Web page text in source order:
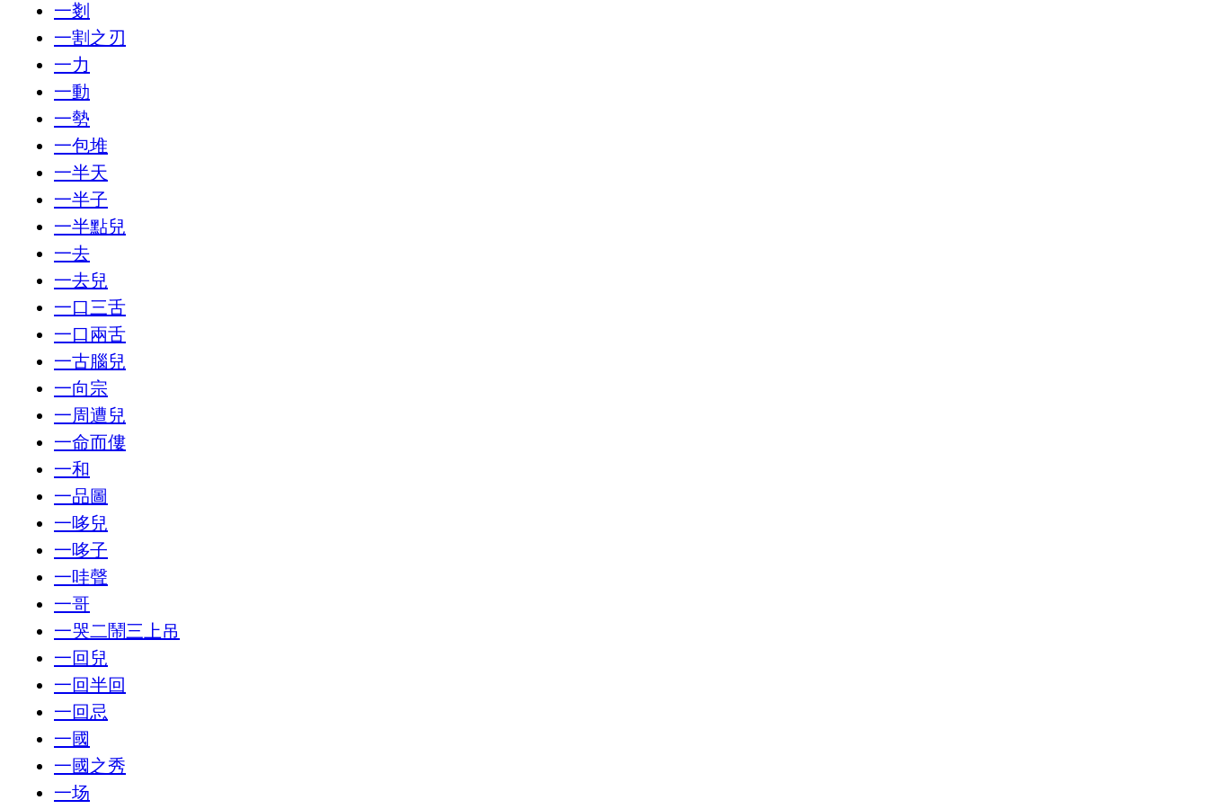
一剗
一割之刃
一力
一動
一勢
一包堆
一半天
一半子
一半點兒
一去
一去兒
一口三舌
一口兩舌
一古腦兒
一向宗
一周遭兒
一命而僂
一和
一品圖
一哆兒
一哆子
一哇聲
一哥
一哭二鬧三上吊
一回兒
一回半回
一回忌
一國
一國之秀
一场